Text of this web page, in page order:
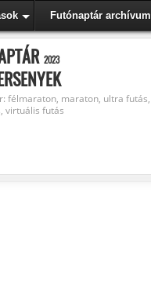
Futónaptár archívum
2023
félmaraton, maraton, ultra futás,
virtuális futás